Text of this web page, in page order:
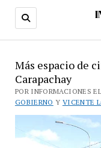
Más espacio de
Carapachay
POR INFORMACIONES
GOBIERNO Y VICENTE